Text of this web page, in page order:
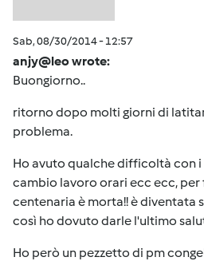
Sab, 08/30/2014 - 12:57
anjy@leo wrote:
Buongiorno..
ritorno dopo molti giorni di
problema.
Ho avuto qualche difficoltà con
cambio lavoro orari ecc ecc, per
centenaria è morta!! è diventata
così ho dovuto darle l'ultimo
Ho però un pezzetto di pm